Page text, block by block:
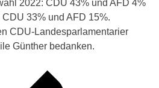
2022: CDU 43% und AFD 4%
33% und AFD 15%.
CDU-Landesparlamentarier
Günther bedanken.